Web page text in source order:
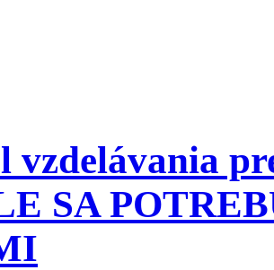
vzdelávania
SA